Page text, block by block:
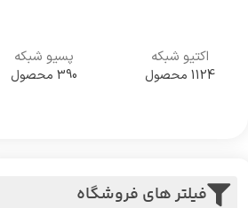
اکتیو شبکه
1124 محصول
پسیو شبکه
390 محصول
فیلتر های فروشگاه